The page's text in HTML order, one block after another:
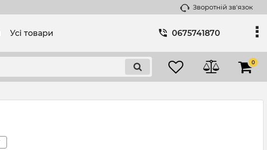
Зворотній зв'язок
Усі товари 0675741870
0